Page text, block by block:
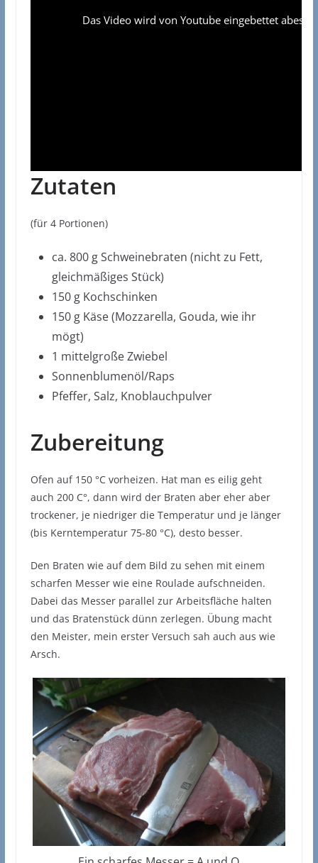
Das Video wird von Youtube eingebettet
Zutaten
(für 4 Portionen)
ca. 800 g Schweinebraten (nicht zu Fett,
gleichmäßiges Stück)
150 g Kochschinken
150 g Käse (Mozzarella, Gouda, wie ihr
mögt)
1 mittelgroße Zwiebel
Sonnenblumenöl/Raps
Pfeffer, Salz, Knoblauchpulver
Zubereitung
Ofen auf 150 °C vorheizen. Hat man es eilig geht
auch 200 C°, dann wird der Braten aber eher aber
trockener, je niedriger die Temperatur und je länger
(bis Kerntemperatur 75-80 °C), desto besser.
Den Braten wie auf dem Bild zu sehen mit einem
scharfen Messer wie eine Roulade aufschneiden.
Dabei das Messer parallel zur Arbeitsfläche halten
und das Bratenstück dünn zerlegen. Übung macht
den Meister, mein erster Versuch sah auch aus wie
Arsch.